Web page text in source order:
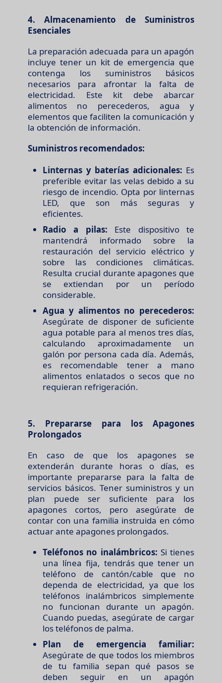
4. Almacenamiento de Suministros
Esenciales
La preparación adecuada para un apagón
incluye tener un kit de emergencia que
contenga los suministros básicos
necesarios para afrontar la falta de
electricidad. Este kit debe abarcar
alimentos no perecederos, agua y
elementos que faciliten la comunicación y
la obtención de información.
Suministros recomendados:
Linternas y baterías adicionales: Es
preferible evitar las velas debido a su
riesgo de incendio. Opta por linternas
LED, que son más seguras y
eficientes.
Radio a pilas: Este dispositivo te
mantendrá informado sobre la
restauración del servicio eléctrico y
sobre las condiciones climáticas.
Resulta crucial durante apagones que
se extiendan por un período
considerable.
Agua y alimentos no perecederos:
Asegúrate de disponer de suficiente
agua potable para al menos tres días,
calculando aproximadamente un
galón por persona cada día. Además,
es recomendable tener a mano
alimentos enlatados o secos que no
requieran refrigeración.
5. Prepararse para los Apagones
Prolongados
En caso de que los apagones se
extenderán durante horas o días, es
importante prepararse para la falta de
servicios básicos. Tener suministros y un
plan puede ser suficiente para los
apagones cortos, pero asegúrate de
contar con una familia instruida en cómo
actuar ante apagones prolongados.
Teléfonos no inalámbricos: Si tienes
una línea fija, tendrás que tener un
teléfono de cantón/cable que no
dependa de electricidad, ya que los
teléfonos inalámbricos simplemente
no funcionan durante un apagón.
Cuando puedas, asegúrate de cargar
los teléfonos de palma.
Plan de emergencia familiar:
Asegúrate de que todos los miembros
de tu familia sepan qué pasos se
deben seguir en un apagón